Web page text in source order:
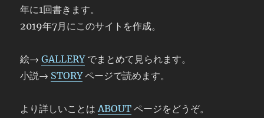
年に1回書きます。
2019年7月にこのサイトを作成。
絵→GALLERYでまとめて見られます。
小説→ STORYページで読めます。
より詳しいことはABOUT ページをどうぞ。